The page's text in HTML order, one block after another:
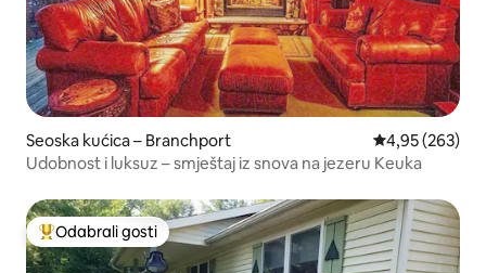
Seoska kućica – Branchport Prosječna
4,95 (263)
Udobnost i luksuz – smještaj iz snova na jezeru Keuka
Među najviše rangiranima s oznakom „Odabrali gosti”
Odabrali gosti